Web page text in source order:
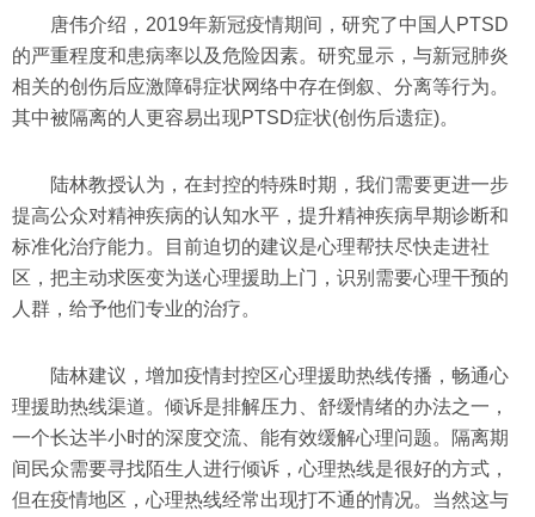
唐伟介绍，2019年新冠疫情期间，研究了中国人PTSD
的严重程度和患病率以及危险因素。研究显示，与新冠肺炎
相关的创伤后应激障碍症状网络中存在倒叙、分离等行为。
其中被隔离的人更容易出现PTSD症状(创伤后遗症)。
陆林教授认为，在封控的特殊时期，我们需要更进一步
提高公众对精神疾病的认知水平，提升精神疾病早期诊断和
标准化治疗能力。目前迫切的建议是心理帮扶尽快走进社
区，把主动求医变为送心理援助上门，识别需要心理干预的
人群，给予他们专业的治疗。
陆林建议，增加疫情封控区心理援助热线传播，畅通心
理援助热线渠道。倾诉是排解压力、舒缓情绪的办法之一，
一个长达半小时的深度交流、能有效缓解心理问题。隔离期
间民众需要寻找陌生人进行倾诉，心理热线是很好的方式，
但在疫情地区，心理热线经常出现打不通的情况。当然这与